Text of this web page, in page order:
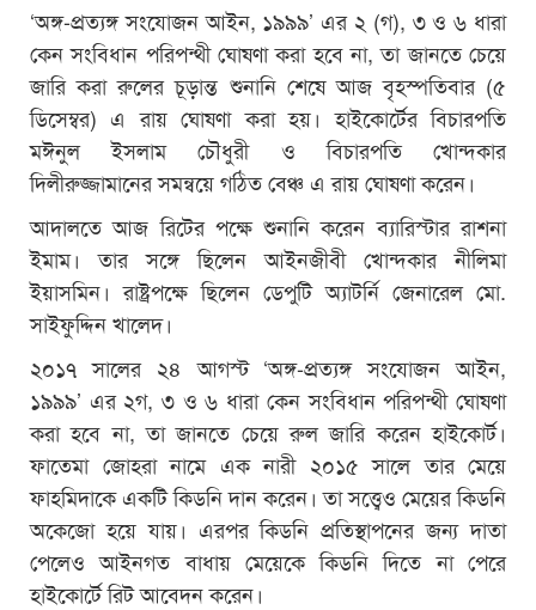
‘অঙ্গ-প্রত্যঙ্গ সংযোজন আইন, ১৯৯৯’ এর ২ (গ), ৩ ও ৬ ধারা
কেন সংবিধান পরিপন্থী ঘোষণা করা হবে না, তা জানতে চেয়ে
জারি করা রুলের চূড়ান্ত শুনানি শেষে আজ বৃহস্পতিবার (৫
ডিসেম্বর) এ রায় ঘোষণা করা হয়। হাইকোর্টের বিচারপতি
মঈনুল ইসলাম চৌধুরী ও বিচারপতি খোন্দকার
দিলীরুজ্জামানের সমন্বয়ে গঠিত বেঞ্চ এ রায় ঘোষণা করেন।
আদালতে আজ রিটের পক্ষে শুনানি করেন ব্যারিস্টার রাশনা
ইমাম। তার সঙ্গে ছিলেন আইনজীবী খোন্দকার নীলিমা
ইয়াসমিন। রাষ্ট্রপক্ষে ছিলেন ডেপুটি অ্যাটর্নি জেনারেল মো.
সাইফুদ্দিন খালেদ।
২০১৭ সালের ২৪ আগস্ট ‘অঙ্গ-প্রত্যঙ্গ সংযোজন আইন,
১৯৯৯’ এর ২গ, ৩ ও ৬ ধারা কেন সংবিধান পরিপন্থী ঘোষণা
করা হবে না, তা জানতে চেয়ে রুল জারি করেন হাইকোর্ট।
ফাতেমা জোহরা নামে এক নারী ২০১৫ সালে তার মেয়ে
ফাহমিদাকে একটি কিডনি দান করেন। তা সত্ত্বেও মেয়ের কিডনি
অকেজো হয়ে যায়। এরপর কিডনি প্রতিস্থাপনের জন্য দাতা
পেলেও আইনগত বাধায় মেয়েকে কিডনি দিতে না পেরে
হাইকোর্টে রিট আবেদন করেন।